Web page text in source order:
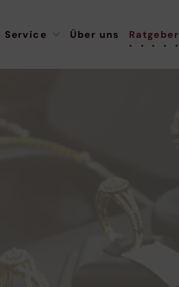
Service Über uns Ratgeber